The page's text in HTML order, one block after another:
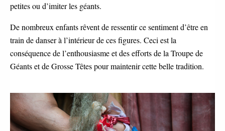
petites ou d’imiter les géants.
De nombreux enfants rêvent de ressentir ce sentiment d’être en
train de danser à l’intérieur de ces figures. Ceci est la
conséquence de l’enthousiasme et des efforts de la Troupe de
Géants et de Grosse Têtes pour maintenir cette belle tradition.